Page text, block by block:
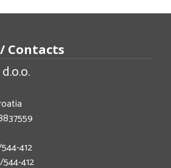
Contacts
412
412